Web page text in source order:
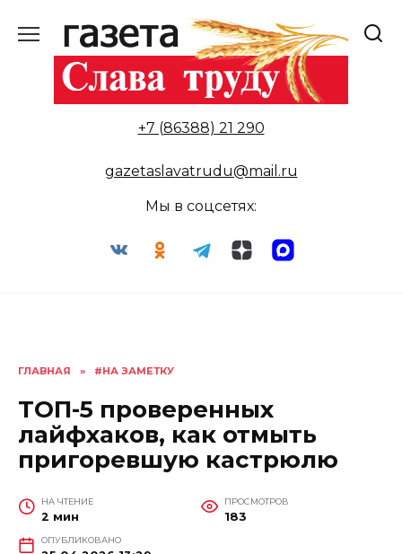
содержанию
+7 (86388) 21 290
gazetaslavatrudu@mail.ru
Мы в соцсетях:
ГЛАВНАЯ » #НА ЗАМЕТКУ
ТОП-5 проверенных
лайфхаков, как отмыть
пригоревшую кастрюлю
НА ЧТЕНИЕ
2 мин
ПРОСМОТРОВ
183
ОПУБЛИКОВАНО